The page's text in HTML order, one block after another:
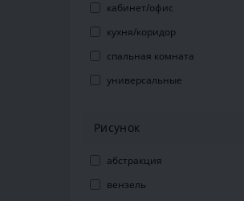
кабинет/офис
кухня/коридор
спальная комната
универсальные
Рисунок
абстракция
вензель